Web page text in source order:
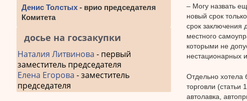
– Могу назвать
новый срок
срок заключения
местного
которыми не
нестационарных
Отдельно хотела
торговли (статьи
автолавка,
Денис Толстых - врио председателя
Комитета
досье на госзакупки
Наталия Литвинова - первый
заместитель председателя
Елена Егорова - заместитель
председателя